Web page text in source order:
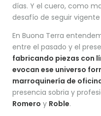
días. Y el cuero, como
desafío de seguir
En Buona Terra
entre el pasado y el
fabricando piezas con
evocan ese universo
marroquinería de
presencia sobria y
Romero y Roble.